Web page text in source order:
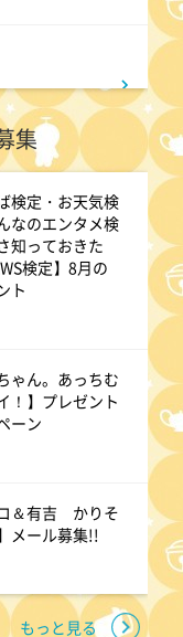
グ
静岡県で極上
100年前に
和大正の暮
族
集
検定・お天気検
なのエンタメ検
知っておきた
検定】8月の
ト
ゃん。あっちむ
！】プレゼント
ーン
コ＆有吉 かりそ
メール募集!!
もっと見る